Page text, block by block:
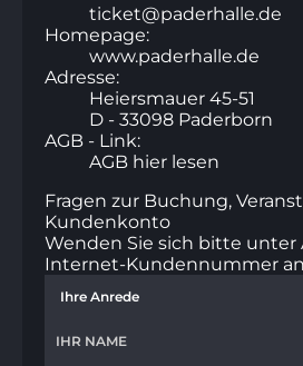
ticket@paderhalle.de
Homepage:
www.paderhalle.de
Adresse:
Heiersmauer 45-51
D - 33098 Paderborn
AGB - Link:
AGB hier lesen
Fragen zur Buchung,
Kundenkonto
Wenden Sie sich bitte unter
Internet-Kundennummer